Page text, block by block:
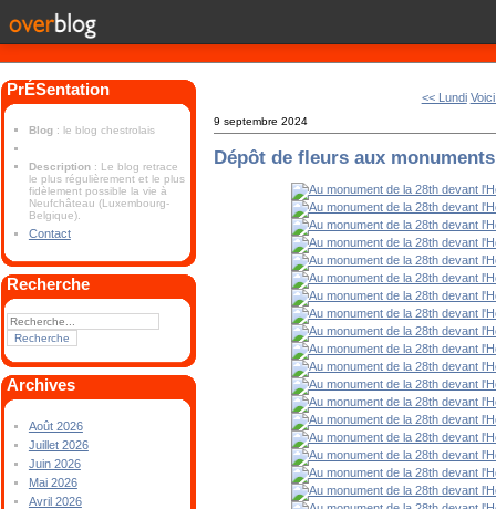
PrÉSentation
Blog : le blog chestrolais
Description : Le blog retrace
le plus régulièrement et le plus
fidèlement possible la vie à
Neufchâteau (Luxembourg-
Belgique).
Contact
Recherche
Archives
Août 2026
Juillet 2026
Juin 2026
Mai 2026
Avril 2026
<< Lundi
9 septembre 2024
Dépôt de fleurs aux monuments